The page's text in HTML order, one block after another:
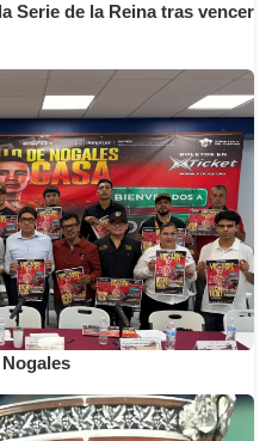
Serie de la Reina tras vencer